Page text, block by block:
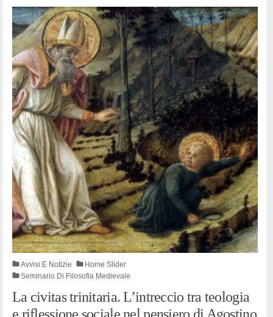
Avvisi E Notizie
Home Slider
Seminario Di Filosofia Medievale
La civitas trinitaria. L’intreccio tra teologia